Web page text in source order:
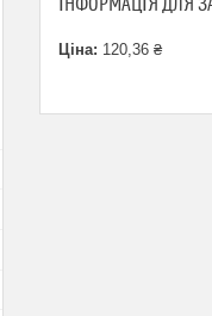
ІНФОРМАЦІЯ ДЛЯ
Ціна: 120,36 ₴